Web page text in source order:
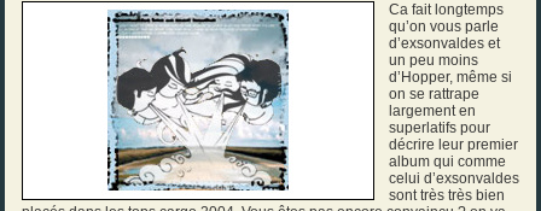
Ca fait longtemps
qu’on vous parle
d’exsonvaldes et
un peu moins
d’Hopper, même si
on se rattrape
largement en
superlatifs pour
décrire leur premier
album qui comme
celui d’exsonvaldes
sont très très bien